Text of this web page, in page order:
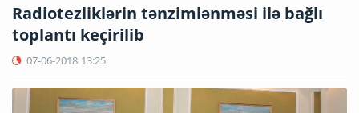
Radiotezliklərin tənzimlənməsi ilə bağlı
toplantı keçirilib
07-06-2018 13:25